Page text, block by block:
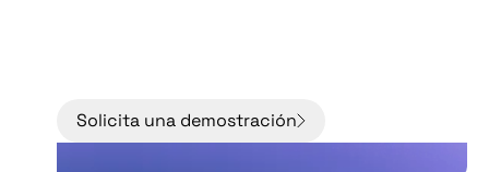
Solicita una demostración